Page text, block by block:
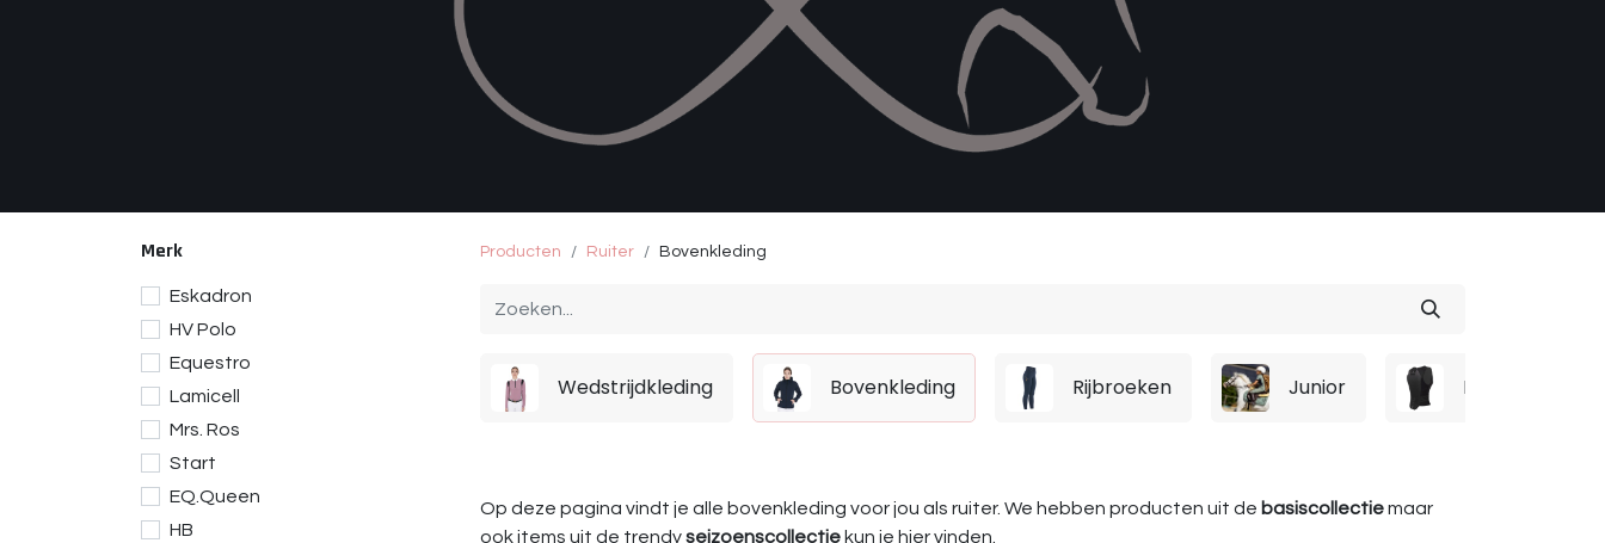
Merk
Eskadron
HV Polo
Equestro
Lamicell
Mrs. Ros
Start
EQ.Queen
HB
Producten Ruiter Bovenkleding
Wedstrijdkleding Bovenkleding Rijbroeken Junior Bescherming
Op deze pagina vindt je alle bovenkleding voor jou als ruiter. We hebben producten uit de basiscollectiemaar
ook items uit de trendyseizoenscollectie kun je hier vinden.